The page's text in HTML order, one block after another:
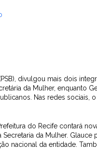
divulgou mais dois
da Mulher, enquanto
Nas redes
do Recife contará
da Mulher. Glauce
nacional da entidade.